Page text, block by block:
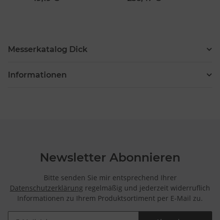
Messerkatalog Dick
Informationen
Newsletter Abonnieren
Bitte senden Sie mir entsprechend Ihrer
Datenschutzerklärung regelmäßig und jederzeit widerruflich
Informationen zu Ihrem Produktsortiment per E-Mail zu.